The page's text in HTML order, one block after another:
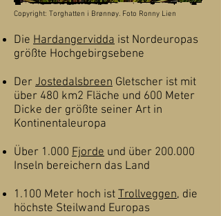
Copyright: Torghatten i Brønnøy. Foto Ronny Lien
Die Hardangervidda ist Nordeuropas
größte Hochgebirgsebene
Der Jostedalsbreen Gletscher ist mit
über 480 km2 Fläche und 600 Meter
Dicke der größte seiner Art in
Kontinentaleuropa
Über 1.000 Fjorde und über 200.000
Inseln bereichern das Land
1.100 Meter hoch ist Trollveggen, die
höchste Steilwand Europas